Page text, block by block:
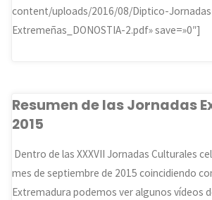
content/uploads/2016/08/Diptico-
Extremeñas_DONOSTIA-2.pdf» save=»0″]
Resumen de las Jornadas
2015
Dentro de las XXXVII Jornadas Culturales
mes de septiembre de 2015 coincidiendo
Extremadura podemos ver algunos vídeos